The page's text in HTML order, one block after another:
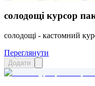
солодощі курсор
солодощі - кастомний
Переглянути
Додати